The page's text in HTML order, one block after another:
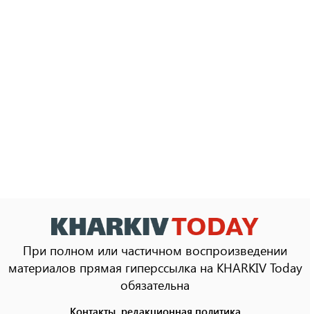
При полном или частичном воспроизведении
материалов прямая гиперссылка на KHARKIV Today
обязательна
Контакты, редакционная политика